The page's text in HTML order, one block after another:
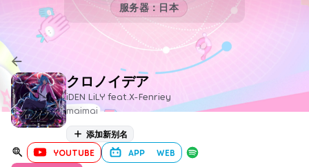
服务器：日本
クロノイデア
iDEN LiLY feat.X-Fenriey
maimai
添加新别名
YOUTUBE APP WEB